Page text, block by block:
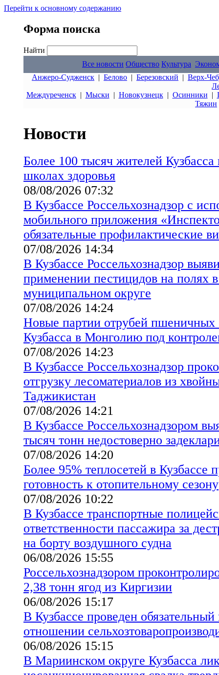
Перейти к основному содержанию
Форма поиска
Найти
Все новости Общество Культура
Анжеро-Судженск | Белово | Березовский | Верх-
Междуреченск| Мыски | Новокузнецк| Осинники |
Тяжин
Новости
Более 100 тысяч жителей
школах здоровья
08/08/2026 07:32
В Кузбассе Россельхознадзор с
мобильного приложения
обязательные профилактические
07/08/2026 14:34
В Кузбассе Россельхознадзор
применении пестицидов на полях
муниципальном округе
07/08/2026 14:24
Новые партии отрубей пшеничных
Кузбасса в Монголию под
07/08/2026 14:23
В Кузбассе Россельхознадзор
отгрузку лесоматериалов из
Таджикистан
07/08/2026 14:21
В Кузбассе Россельхознадзором
тысяч тонн недостоверно
07/08/2026 14:20
Более 95% теплосетей в Кузбассе
готовность к отопительному сезону
07/08/2026 10:22
В Кузбассе транспортные
ответственности пассажира за
на борту воздушного судна
06/08/2026 15:55
Россельхознадзором
2,38 тонн ягод из Киргизии
06/08/2026 15:17
В Кузбассе проведен
отношении
06/08/2026 15:15
В Мариинском округе Кузбасса